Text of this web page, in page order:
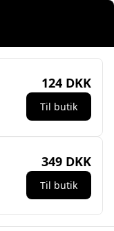
124 DKK
Til butik
349 DKK
Til butik